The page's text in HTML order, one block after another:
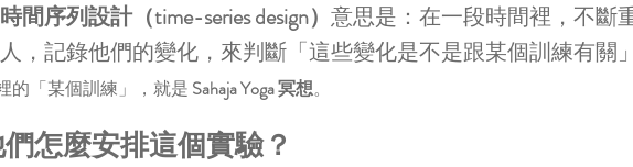
時間序列設計（time-series design） 意思是：在一段時間裡，不斷
人，記錄他們的變化，來判斷「這些變化是不是跟某個訓練有關」
的「某個訓練」，就是 Sahaja Yoga 冥想。
怎麼安排這個實驗？